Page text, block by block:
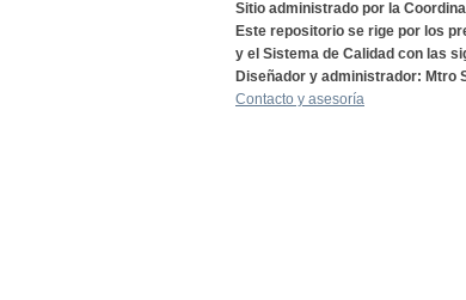
Sitio administrado por la
Este repositorio se rige por los
y el Sistema de Calidad con las
Diseñador y administrador: Mtro
Contacto y asesoría